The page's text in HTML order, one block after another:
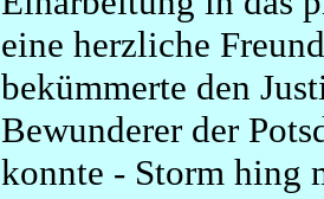
eine herzliche
bekümmerte den
Bewunderer der
konnte - Storm hing